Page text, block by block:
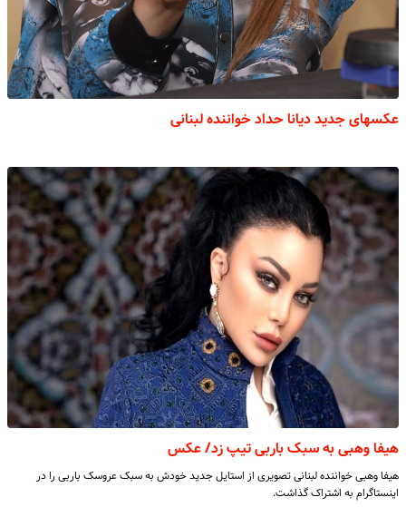
عکسهای جدید دیانا حداد خواننده لبنانی
هیفا وهبی به سبک باربی تیپ زد/ عکس
هیفا وهبی خواننده لبنانی تصویری از استایل جدید خودش به سبک عروسک باربی را در
اینستاگرام به اشتراک گذاشت.